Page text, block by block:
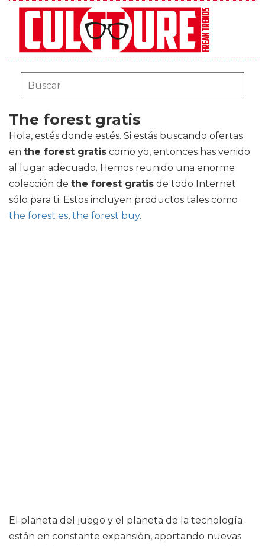
The forest gratis
Hola, estés donde estés. Si estás buscando ofertas
en the forest gratis como yo, entonces has venido
al lugar adecuado. Hemos reunido una enorme
colección de the forest gratis de todo Internet
sólo para ti. Estos incluyen productos tales como
the forest es, the forest buy.
El planeta del juego y el planeta de la tecnología
están en constante expansión, aportando nuevas